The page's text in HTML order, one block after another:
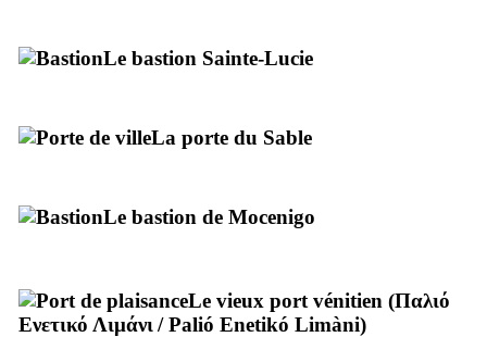
Le bastion Sainte-Lucie
La porte du Sable
Le bastion de Mocenigo
Le vieux port vénitien (Παλιό
Ενετικό Λιμάνι/Palió Enetikó Limàni)